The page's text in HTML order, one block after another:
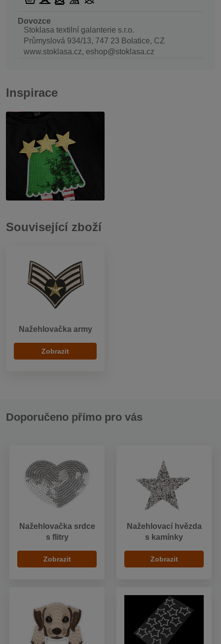
Dovozce
Stoklasa textilní galanterie s.r.o.
Průmyslová 934/13, 747 23 Bolatice, CZ
www.stoklasa.cz, eshop@stoklasa.cz
Inspirace
Související zboží
Nažehlovačka army
Zobrazit
Doporučeno přímo pro vás
Nažehlovačka srdce
s flitry
Zobrazit
Nažehlovací hvězda
s kamínky
Zobrazit